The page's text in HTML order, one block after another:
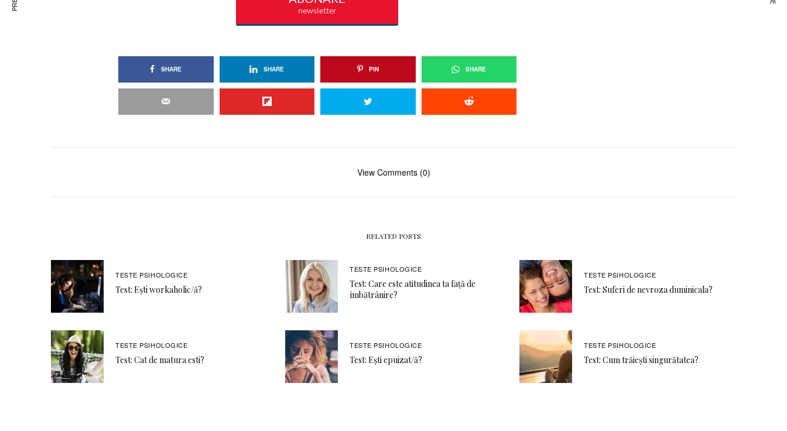
SHARE SHARE PIN SHARE
View Comments (0)
RELATED POSTS
TESTE PSIHOLOGICE
Test: Ești workaholic/ă?
TESTE PSIHOLOGICE
Test: Care este atitudinea ta față de
îmbătrânire?
TESTE PSIHOLOGICE
Test: Suferi de nevroza duminicala?
TESTE PSIHOLOGICE
Test: Cat de matura esti?
TESTE PSIHOLOGICE
Test: Ești epuizat/ă?
TESTE PSIHOLOGICE
Test: Cum trăiești singurătatea?